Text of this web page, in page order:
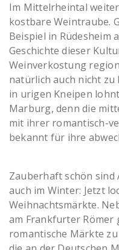
Im Mittelrheintal
kostbare Weintraube.
Beispiel in Rüdesheim
Geschichte dieser
Weinverkostung
natürlich auch nicht zu
in urigen Kneipen
Marburg, denn die
mit ihrer romantisch-
bekannt für ihre
Zauberhaft schön sind
auch im Winter: Jetzt
Weihnachtsmärkte.
am Frankfurter Römer
romantische Märkte